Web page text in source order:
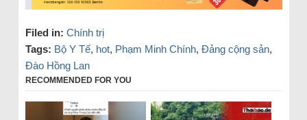
Filed in: Chính trị
Tags: Bộ Y Tế, hot, Phạm Minh Chính, Đảng cộng sản,
Đào Hồng Lan
RECOMMENDED FOR YOU